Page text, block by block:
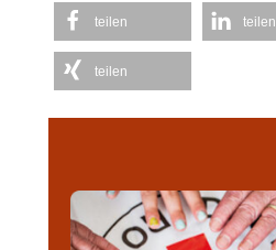
teilen teilen
teilen